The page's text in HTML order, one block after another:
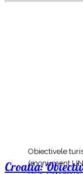
Obiectivele
(monument
Croatia: